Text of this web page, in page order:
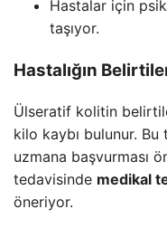
Hastalar için
taşıyor.
Hastalığın
Ülseratif kolitin
kilo kaybı bulunur.
uzmana başvurması
tedavisinde medikal
öneriyor.